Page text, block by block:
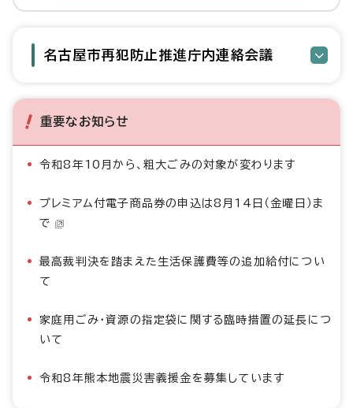
名古屋市再犯防止推進庁内連絡会議
重要なお知らせ
令和8年10月から、粗大ごみの対象が変わります
プレミアム付電子商品券の申込は8月14日（金曜日）ま
で
最高裁判決を踏まえた生活保護費等の追加給付につい
て
家庭用ごみ・資源の指定袋に関する臨時措置の延長につ
いて
令和8年熊本地震災害義援金を募集しています